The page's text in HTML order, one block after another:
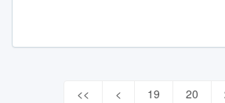
<< < 19 20